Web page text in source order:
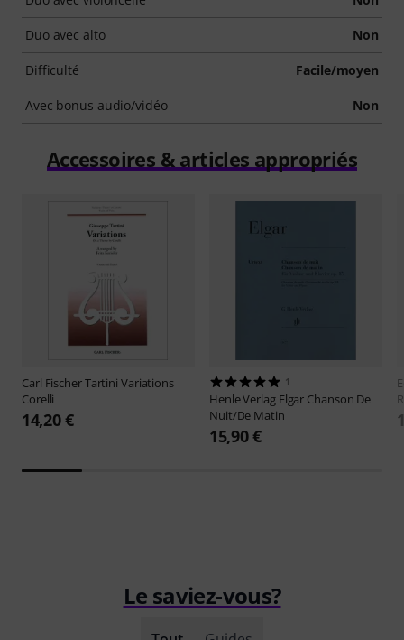
Duo avec alto Non
Difficulté Facile/moyen
Avec bonus audio/vidéo Non
Accessoires & articles appropriés
Carl FischerTartini Variations
Corelli
14,20 €
1
Henle Verlag Elgar Chanson De
Nuit/De Matin
15,90 €
Le saviez-vous?